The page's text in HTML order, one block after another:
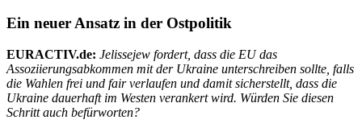
Ein neuer Ansatz in der Ostpolitik
EURACTIV.de: Jelissejew fordert, dass die EU das
Assoziierungsabkommen mit der Ukraine unterschreiben sollte, falls
die Wahlen frei und fair verlaufen und damit sicherstellt, dass die
Ukraine dauerhaft im Westen verankert wird. Würden Sie diesen
Schritt auch befürworten?